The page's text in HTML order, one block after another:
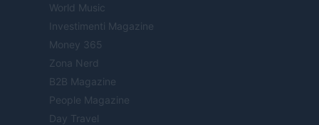
World Music
Investimenti Magazine
Money 365
Zona Nerd
B2B Magazine
People Magazine
Day Travel